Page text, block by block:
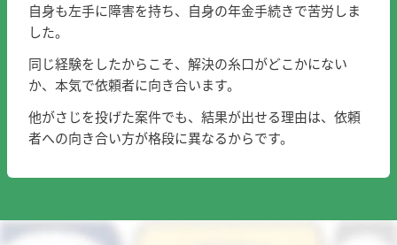
自身も左手に障害を持ち、自身の年金手続きで苦労しま
した。
同じ経験をしたからこそ、解決の糸口がどこかにない
か、本気で依頼者に向き合います。
他がさじを投げた案件でも、結果が出せる理由は、依頼
者への向き合い方が格段に異なるからです。